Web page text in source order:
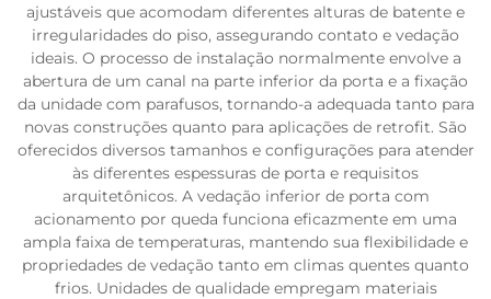
ajustáveis que acomodam diferentes alturas de batente e
irregularidades do piso, assegurando contato e vedação
ideais. O processo de instalação normalmente envolve a
abertura de um canal na parte inferior da porta e a fixação
da unidade com parafusos, tornando-a adequada tanto para
novas construções quanto para aplicações de retrofit. São
oferecidos diversos tamanhos e configurações para atender
às diferentes espessuras de porta e requisitos
arquitetônicos. A vedação inferior de porta com
acionamento por queda funciona eficazmente em uma
ampla faixa de temperaturas, mantendo sua flexibilidade e
propriedades de vedação tanto em climas quentes quanto
frios. Unidades de qualidade empregam materiais